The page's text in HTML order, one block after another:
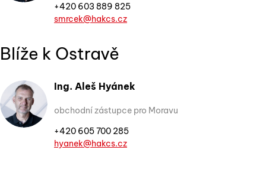
+420 603 889 825
smrcek@hakcs.cz
Blíže k Ostravě
Ing. Aleš Hyánek
obchodní zástupce pro Moravu
+420 605 700 285
hyanek@hakcs.cz